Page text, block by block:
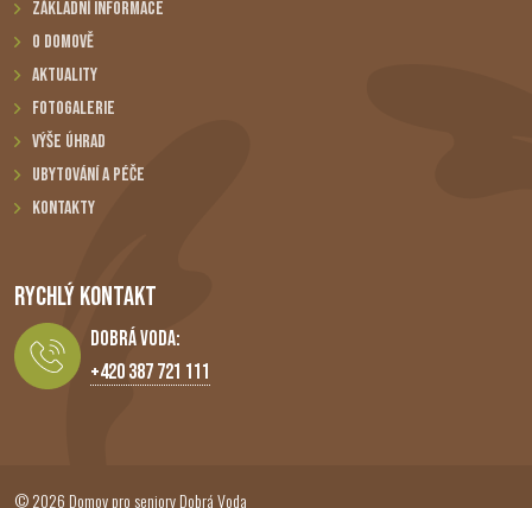
Základní informace
O domově
Aktuality
Fotogalerie
Výše úhrad
Ubytování a péče
Kontakty
RYCHLÝ KONTAKT
Dobrá Voda:
+420 387 721 111
© 2026 Domov pro seniory Dobrá Voda